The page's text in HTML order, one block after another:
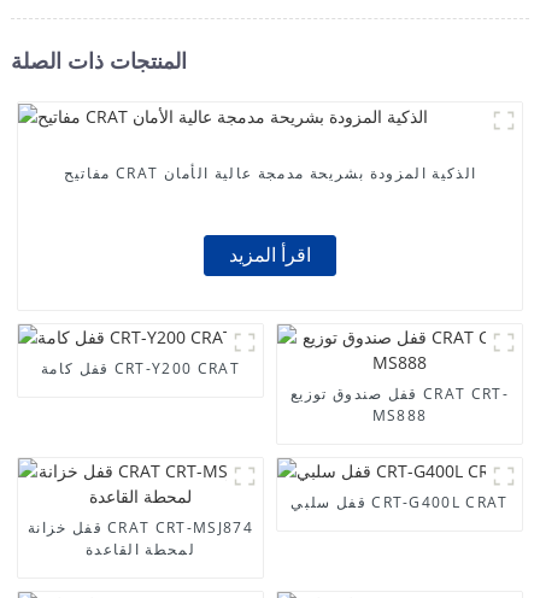
المنتجات ذات الصلة
مفاتيح CRAT الذكية المزودة بشريحة مدمجة عالية الأمان
اقرأ المزيد
قفل كامة CRT-Y200 CRAT
قفل صندوق توزيع CRAT CRT-
MS888
قفل خزانة CRAT CRT-MSJ874
لمحطة القاعدة
قفل سلبي CRT-G400L CRAT